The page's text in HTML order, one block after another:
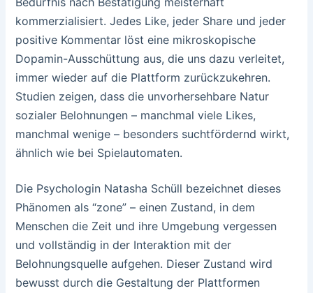
kommerzialisiert. Jedes Like, jeder Share und jeder
positive Kommentar löst eine mikroskopische
Dopamin-Ausschüttung aus, die uns dazu verleitet,
immer wieder auf die Plattform zurückzukehren.
Studien zeigen, dass die unvorhersehbare Natur
sozialer Belohnungen – manchmal viele Likes,
manchmal wenige – besonders suchtfördernd wirkt,
ähnlich wie bei Spielautomaten.
Die Psychologin Natasha Schüll bezeichnet dieses
Phänomen als “zone” – einen Zustand, in dem
Menschen die Zeit und ihre Umgebung vergessen
und vollständig in der Interaktion mit der
Belohnungsquelle aufgehen. Dieser Zustand wird
bewusst durch die Gestaltung der Plattformen